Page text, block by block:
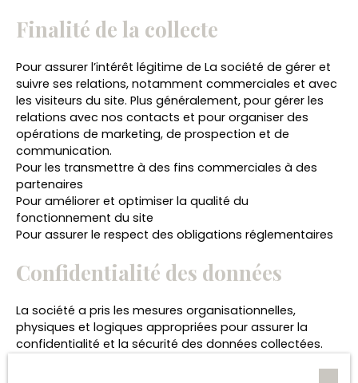
Finalité de la collecte
Pour assurer l’intérêt légitime de La société de gérer et
suivre ses relations, notamment commerciales et avec
les visiteurs du site. Plus généralement, pour gérer les
relations avec nos contacts et pour organiser des
opérations de marketing, de prospection et de
communication.
Pour les transmettre à des fins commerciales à des
partenaires
Pour améliorer et optimiser la qualité du
fonctionnement du site
Pour assurer le respect des obligations réglementaires
Confidentialité des données
La société a pris les mesures organisationnelles,
physiques et logiques appropriées pour assurer la
confidentialité et la sécurité des données collectées.